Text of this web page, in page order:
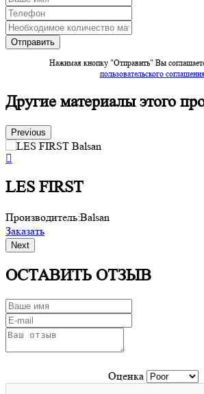
Нажимая кнопку "Отправить" Вы
пользовательского
Другие материалы этого
Previous
LES FIRST
Производитель:Balsan
Заказать
Next
ОСТАВИТЬ ОТЗЫВ
Оценка